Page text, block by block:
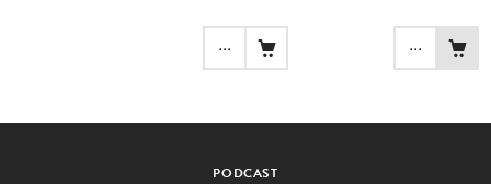
... ...
PODCAST